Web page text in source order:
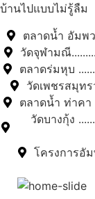
บ้านไปแบบไม่รู้ลืม
ตลาดน้ำ อัมพว
วัดจุฬามณี
ตลาดร่มหุบ
วัดเพชรสมุทร
ตลาดน้ำ ท่าคา
วัดบางกุ้ง
โครงการอั